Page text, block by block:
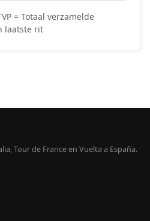
= Totaal verzamelde
laatste rit
Tour de France en Vuelta a España.